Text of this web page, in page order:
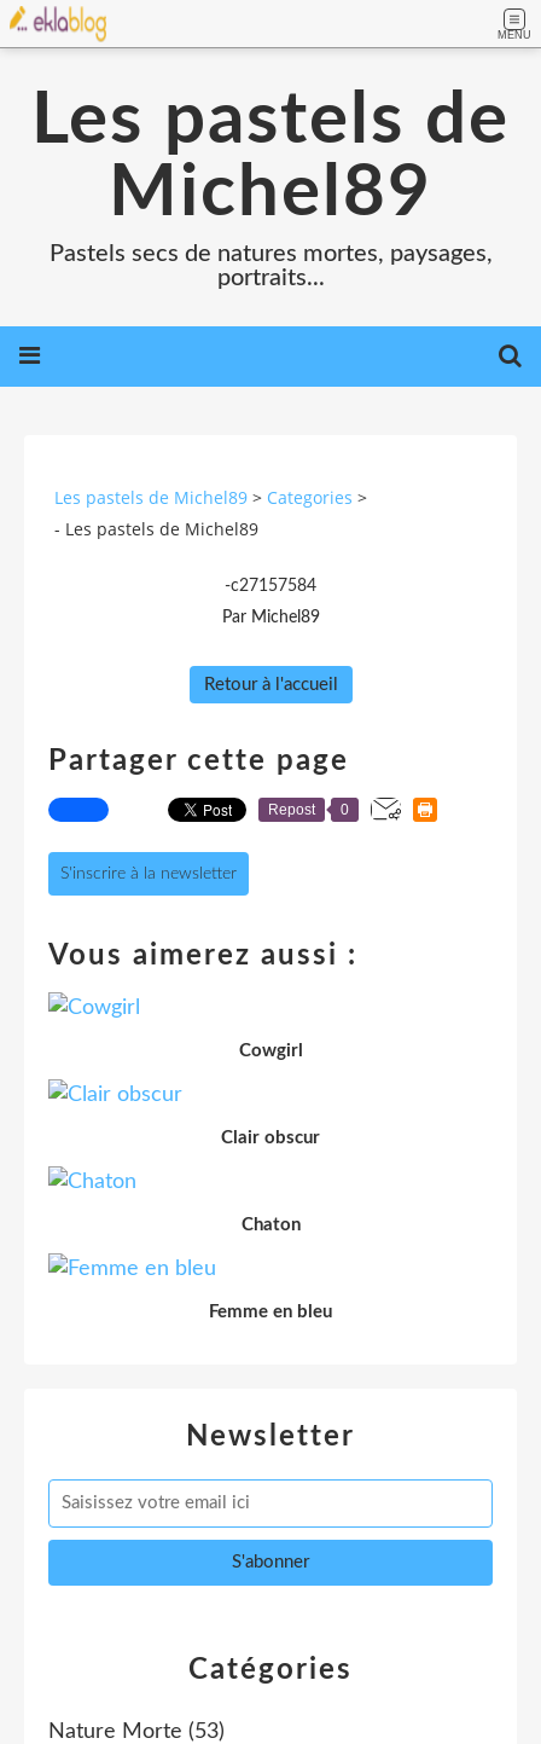
MENU
Les pastels de
Michel89
Pastels secs de natures mortes, paysages,
portraits...
Les pastels de Michel89 > Categories >
- Les pastels de Michel89
-c27157584
Par Michel89
Retour à l'accueil
Partager cette page
Repost 0
S'inscrire à la newsletter
Vous aimerez aussi :
Cowgirl
Clair obscur
Chaton
Femme en bleu
Newsletter
Catégories
Nature Morte (53)